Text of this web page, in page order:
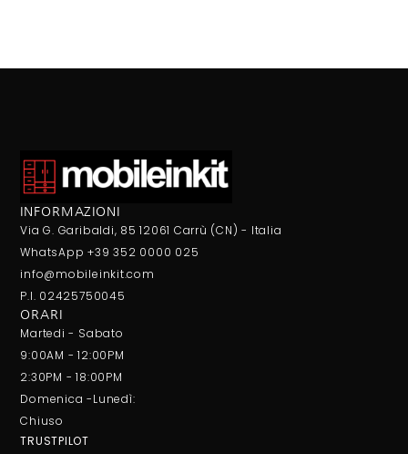
INFORMAZIONI
Via G. Garibaldi, 85 12061 Carrù (CN) - Italia
WhatsApp +39 352 0000 025
info@mobileinkit.com
P.I. 02425750045
ORARI
Martedi - Sabato
9:00AM - 12:00PM
2:30PM - 18:00PM
Domenica -Lunedì:
Chiuso
TRUSTPILOT